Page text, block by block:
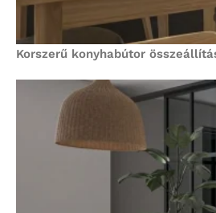
Korszerű konyhabútor